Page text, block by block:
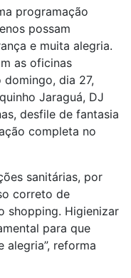
programação
possam
e muita alegria.
as oficinas
dia 27,
Jaraguá, DJ
desfile de fantasia
completa no
sanitárias, por
correto de
shopping. Higienizar
para que
alegria”, reforma